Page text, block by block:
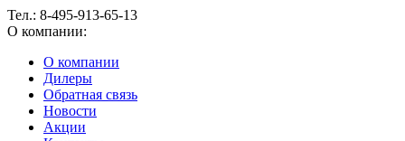
Тел.: 8-495-913-65-13
О компании:
О компании
Дилеры
Обратная связь
Новости
Акции